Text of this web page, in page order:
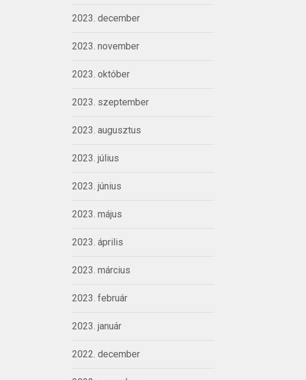
2023. december
2023. november
2023. október
2023. szeptember
2023. augusztus
2023. július
2023. június
2023. május
2023. április
2023. március
2023. február
2023. január
2022. december